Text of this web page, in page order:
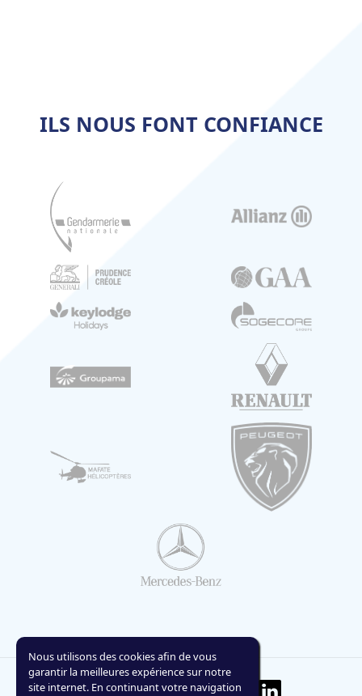
ILS NOUS FONT CONFIANCE
Nous utilisons des cookies afin de vous
garantir la meilleures expérience sur notre
site internet. En continuant votre navigation